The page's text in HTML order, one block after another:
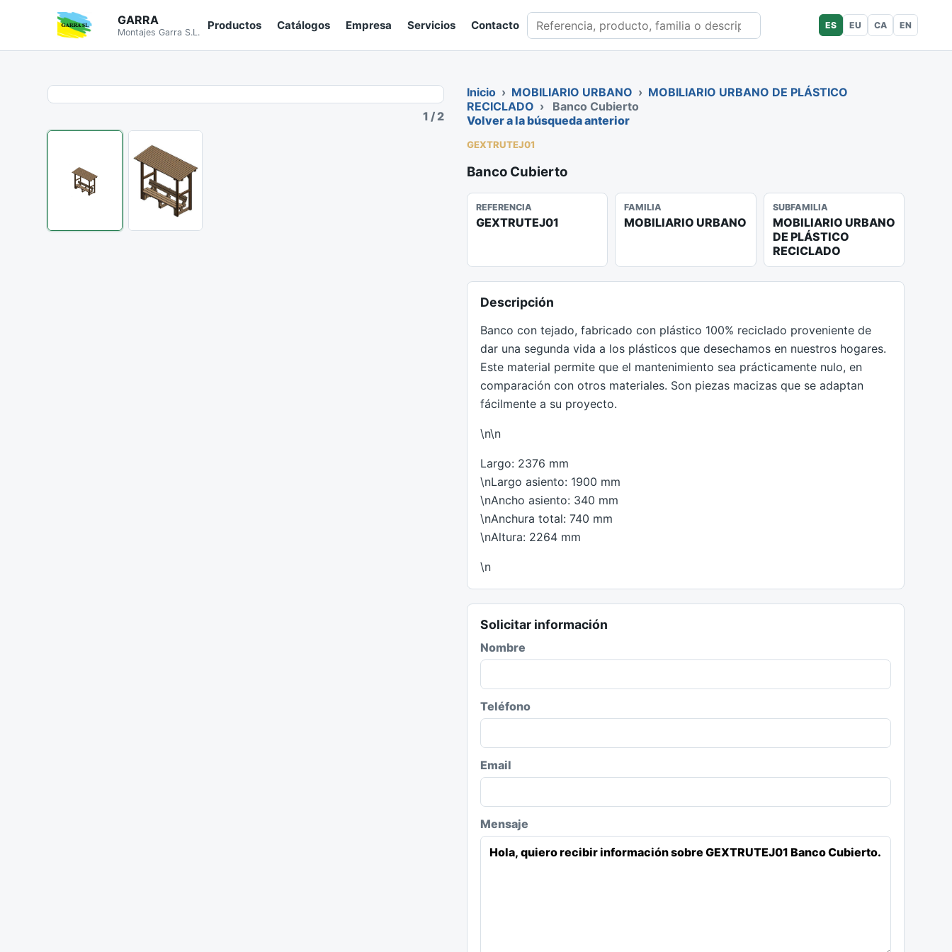
GARRA
Montajes Garra S.L.
Productos Catálogos Empresa Servicios Contacto Buscar en catálogo ES EU CA EN
1 /2
Inicio › MOBILIARIO URBANO › MOBILIARIO URBANO DE PLÁSTICO
RECICLADO ›
Banco Cubierto
Volver a la búsqueda anterior
GEXTRUTEJ01
Banco Cubierto
REFERENCIA
GEXTRUTEJ01
FAMILIA
MOBILIARIO URBANO
SUBFAMILIA
MOBILIARIO URBANO
DE PLÁSTICO
RECICLADO
Descripción
Banco con tejado, fabricado con plástico 100% reciclado proveniente de
dar una segunda vida a los plásticos que desechamos en nuestros hogares.
Este material permite que el mantenimiento sea prácticamente nulo, en
comparación con otros materiales. Son piezas macizas que se adaptan
fácilmente a su proyecto.
\n\n
Largo: 2376 mm
\nLargo asiento: 1900 mm
\nAncho asiento: 340 mm
\nAnchura total: 740 mm
\nAltura: 2264 mm
\n
Solicitar información
Nombre
Teléfono
Email
Mensaje